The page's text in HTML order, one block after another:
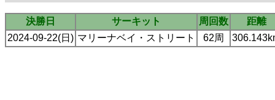
決勝日 サーキット 周回数
距離
2024-09-22(日) マリーナベイ・ストリート 62周